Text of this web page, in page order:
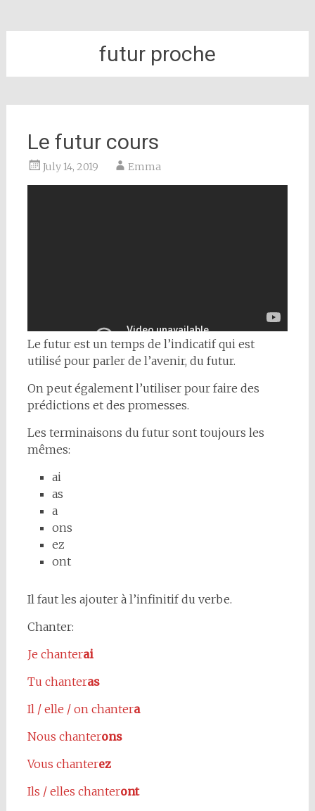
futur proche
Le futur cours
July 14, 2019 Emma
Le futur est un temps de l’indicatif qui est
utilisé pour parler de l’avenir, du futur.
On peut également l’utiliser pour faire des
prédictions et des promesses.
Les terminaisons du futur sont toujours les
mêmes:
ai
as
a
ons
ez
ont
Il faut les ajouter à l’infinitif du verbe.
Chanter:
Je chanterai
Tu chanteras
Il / elle / on chantera
Nous chanterons
Vous chanterez
Ils / elles chanteront